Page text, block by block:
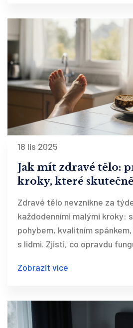
18 lis 2025
Jak mít zdravé tělo:
kroky, které
Zdravé tělo nevznikne za
každodenními malými kroky:
pohybem, kvalitním
s lidmi. Zjisti, co opravdu
Zobrazit více